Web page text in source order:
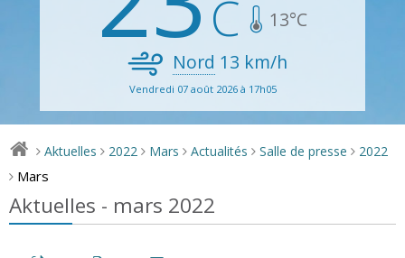
13°C
Nord 13 km/h
Vendredi 07 août 2026 à 17h05
> Aktuelles > 2022 > Mars > Actualités > Salle de presse > 2022
> Mars
Aktuelles - mars 2022